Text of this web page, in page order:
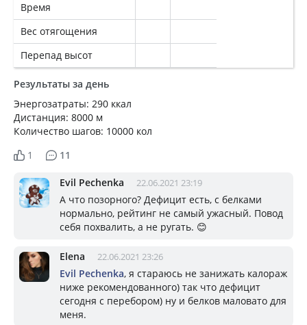
Время
Вес отягощения
Перепад высот
Результаты за день
Энергозатраты: 290 ккал
Дистанция: 8000 м
Количество шагов: 10000 кол
1
11
Evil Pechenka 22.06.2021 23:19
А что позорного? Дефицит есть, с белками
нормально, рейтинг не самый ужасный. Повод
себя похвалить, а не ругать. 😊
Elena 22.06.2021 23:26
Evil Pechenka, я стараюсь не занижать калораж
ниже рекомендованного) так что дефицит
сегодня с перебором) ну и белков маловато для
меня.